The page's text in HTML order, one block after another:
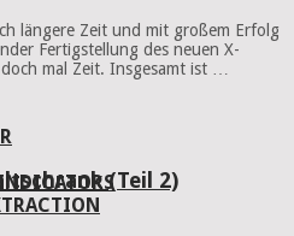
längere Zeit und mit großem Erfolg
Fertigstellung des neuen X-
mal Zeit. Insgesamt ist …
(Teil 2)